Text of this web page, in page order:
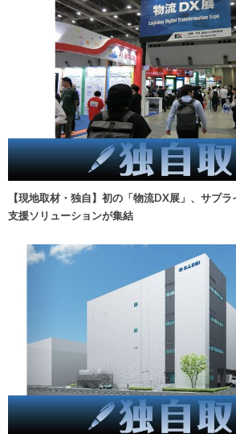
【現地取材・独自】初の「物流DX展」、サプ
支援ソリューションが集結